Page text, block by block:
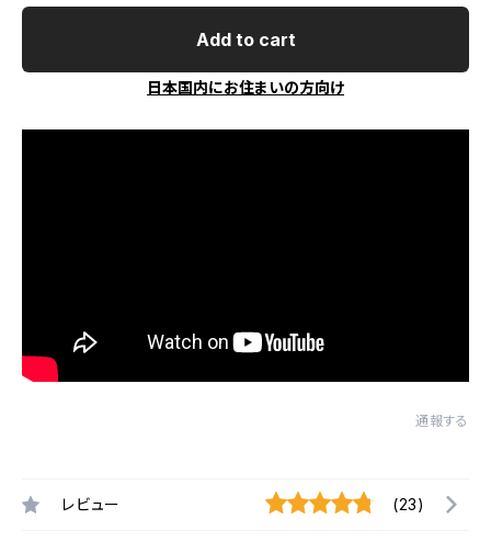
Add to cart
日本国内にお住まいの方向け
通報する
レビュー (23)